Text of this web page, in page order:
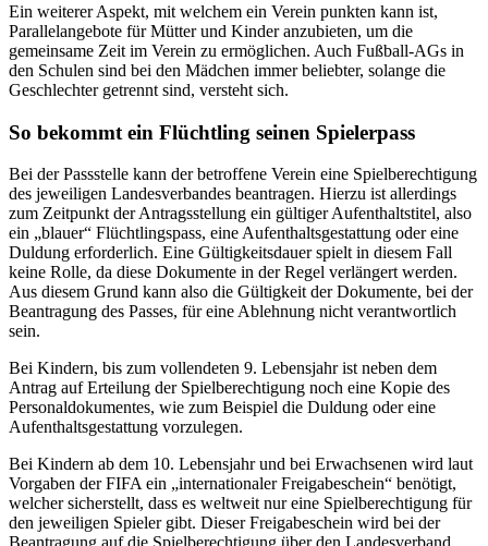
Ein weiterer Aspekt, mit welchem ein Verein punkten kann ist,
Parallelangebote für Mütter und Kinder anzubieten, um die
gemeinsame Zeit im Verein zu ermöglichen. Auch Fußball-AGs in
den Schulen sind bei den Mädchen immer beliebter, solange die
Geschlechter getrennt sind, versteht sich.
So bekommt ein Flüchtling seinen Spielerpass
Bei der Passstelle kann der betroffene Verein eine Spielberechtigung
des jeweiligen Landesverbandes beantragen. Hierzu ist allerdings
zum Zeitpunkt der Antragsstellung ein gültiger Aufenthaltstitel, also
ein „blauer“ Flüchtlingspass, eine Aufenthaltsgestattung oder eine
Duldung erforderlich. Eine Gültigkeitsdauer spielt in diesem Fall
keine Rolle, da diese Dokumente in der Regel verlängert werden.
Aus diesem Grund kann also die Gültigkeit der Dokumente, bei der
Beantragung des Passes, für eine Ablehnung nicht verantwortlich
sein.
Bei Kindern, bis zum vollendeten 9. Lebensjahr ist neben dem
Antrag auf Erteilung der Spielberechtigung noch eine Kopie des
Personaldokumentes, wie zum Beispiel die Duldung oder eine
Aufenthaltsgestattung vorzulegen.
Bei Kindern ab dem 10. Lebensjahr und bei Erwachsenen wird laut
Vorgaben der FIFA ein „internationaler Freigabeschein“ benötigt,
welcher sicherstellt, dass es weltweit nur eine Spielberechtigung für
den jeweiligen Spieler gibt. Dieser Freigabeschein wird bei der